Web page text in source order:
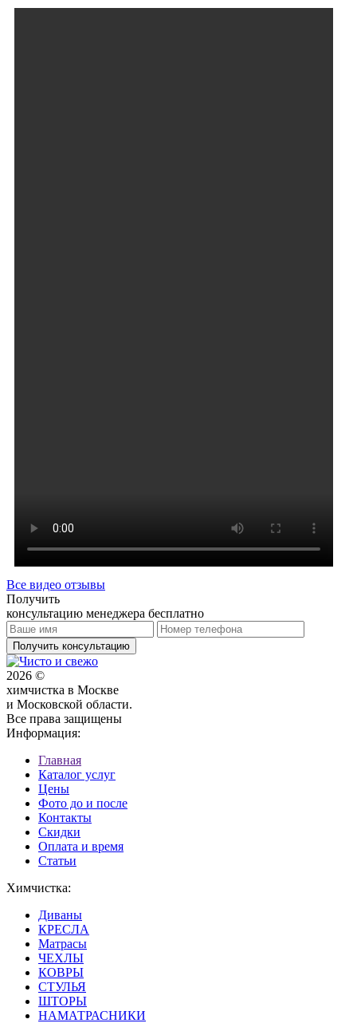
Все видео отзывы
Получить
консультацию менеджера бесплатно
Получить консультацию
2026 ©
химчистка в Москве
и Московской области.
Все права защищены
Информация:
Главная
Каталог услуг
Цены
Фото до и после
Контакты
Скидки
Оплата и время
Статьи
Химчистка:
Диваны
КРЕСЛА
Матрасы
ЧЕХЛЫ
КОВРЫ
СТУЛЬЯ
ШТОРЫ
НАМАТРАСНИКИ